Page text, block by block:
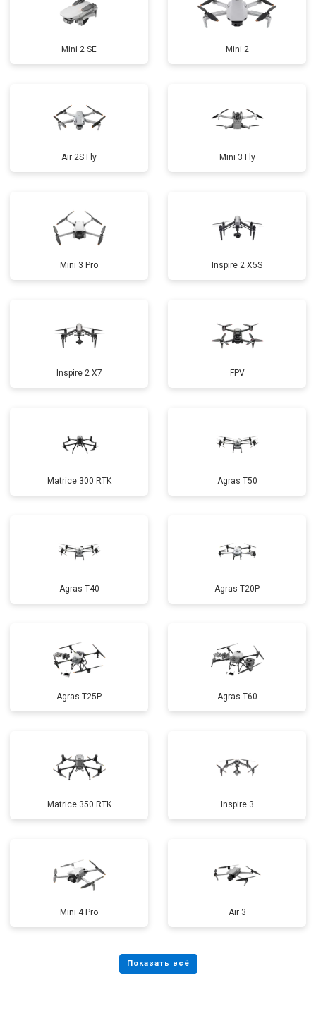
Mini 2 SE Mini 2
Air 2S Fly Mini 3 Fly
Mini 3 Pro Inspire 2 X5S
Inspire 2 X7 FPV
Matrice 300 RTK Agras T50
Agras T40 Agras T20P
Agras T25P Agras T60
Matrice 350 RTK Inspire 3
Mini 4 Pro Air 3